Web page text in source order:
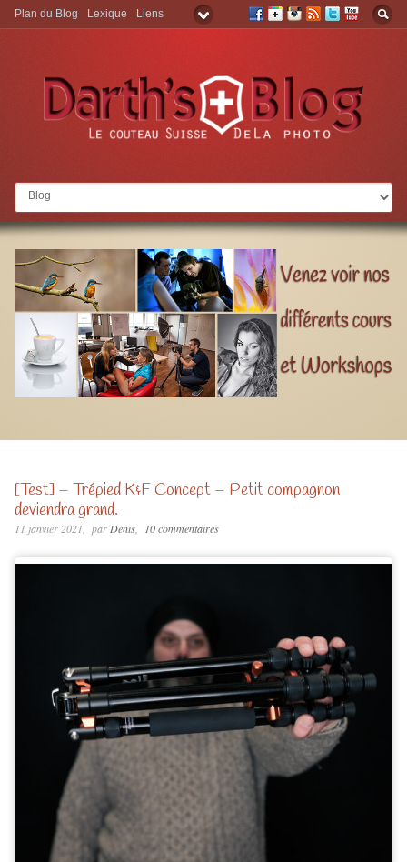
Aller à:
Plan du Blog Lexique Liens
[Test] – Trépied K&F Concept – Petit compagnon
deviendra grand.
11 janvier 2021 parDenis 10 commentaires